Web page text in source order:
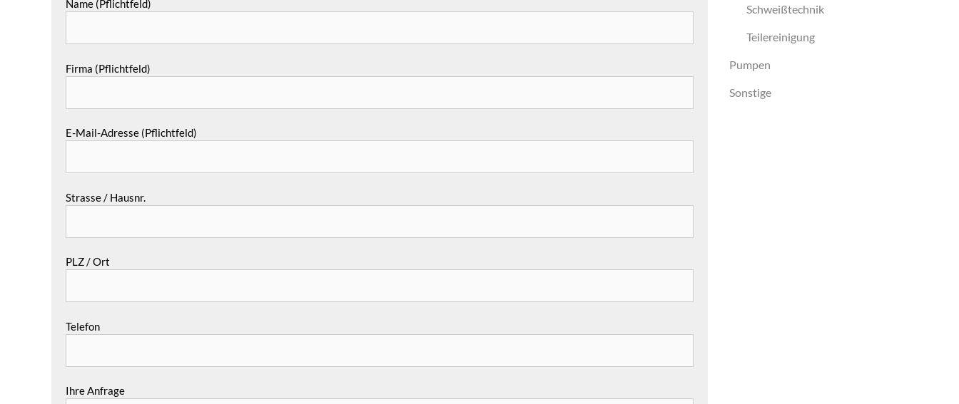
Name (Pflichtfeld)
Firma (Pflichtfeld)
E-Mail-Adresse (Pflichtfeld)
Strasse / Hausnr.
PLZ / Ort
Telefon
Ihre Anfrage
Schweißtechnik
Teilereinigung
Pumpen
Sonstige